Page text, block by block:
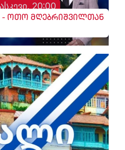
20:00
- ოთო მღებრიშვილთან